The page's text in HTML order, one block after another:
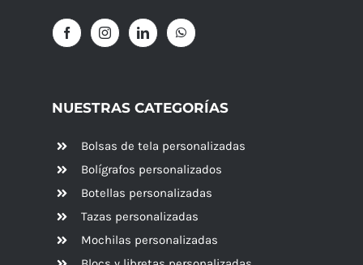
NUESTRAS CATEGORÍAS
Bolsas de tela personalizadas
Bolígrafos personalizados
Botellas personalizadas
Tazas personalizadas
Mochilas personalizadas